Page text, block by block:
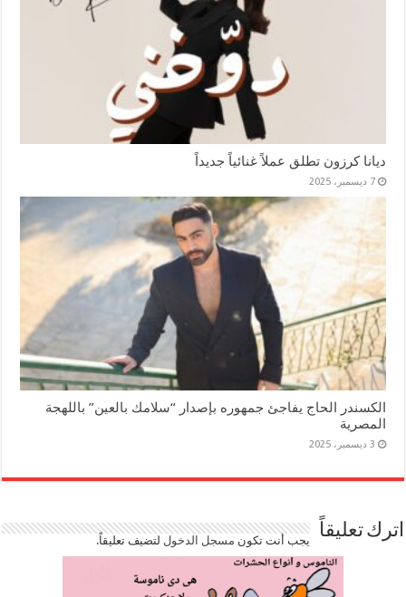
ديانا كرزون تطلق عملاً غنائياً جديداً
7 ديسمبر، 2025
الكسندر الحاج يفاجئ جمهوره بإصدار “سلامك بالعين” باللهجة
المصرية
3 ديسمبر، 2025
اترك تعليقاً يجب أنت تكون مسجل الدخوللتضيف تعليقاً.